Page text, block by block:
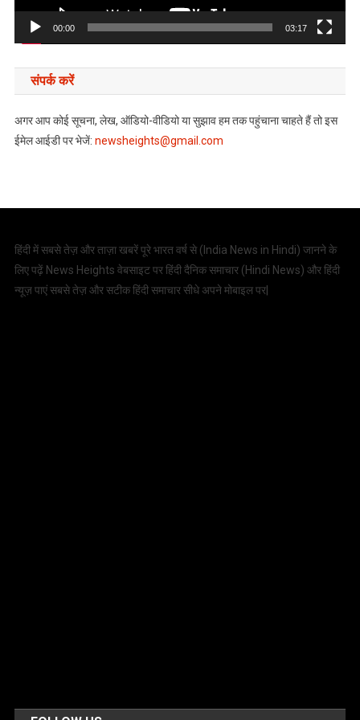
00:00 03:17
संपर्क करें
अगर आप कोई सूचना, लेख, ऑडियो-वीडियो या सुझाव हम तक पहुंचाना चाहते हैं तो इस
ईमेल आईडी पर भेजें: newsheights@gmail.com
हिंदी में सबसे तेज़ और ताज़ा खबरें पूरे भारत वर्ष से ( India News in Hindi) जानने के
लिए पढ़ें News Heights वेबसाइट पर हिंदी दैनिक समाचार (Hindi News) और हिंदी
न्यूज़ पाएं सबसे तेज़ और सटीक हिंदी समाचार सीधे अपने मोबाइल पर|